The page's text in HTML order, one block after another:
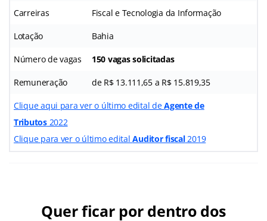
Carreiras Fiscal e Tecnologia da Informação
Lotação Bahia
Número de vagas 150 vagas solicitadas
Remuneração de R$ 13.111,65 a R$ 15.819,35
Clique aqui para ver o último edital deAgente de
Tributos2022
Clique para ver o último editalAuditor fiscal2019
Quer ficar por dentro dos